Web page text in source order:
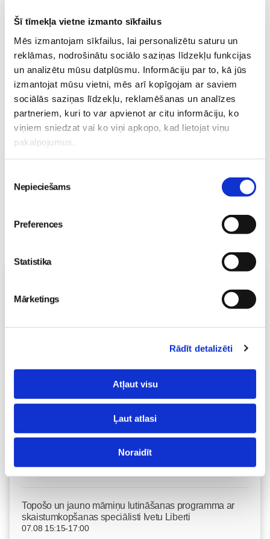
Šī tīmekļa vietne izmanto sīkfailus
Mēs izmantojam sīkfailus, lai personalizētu saturu un
reklāmas, nodrošinātu sociālo saziņas līdzekļu funkcijas
un analizētu mūsu datplūsmu. Informāciju par to, kā jūs
izmantojat mūsu vietni, mēs arī kopīgojam ar saviem
sociālās saziņas līdzekļu, reklamēšanas un analīzes
partneriem, kuri to var apvienot ar citu informāciju, ko
viņiem sniedzat vai ko viņi apkopo, kad lietojat viņu
pakalpojumus.
izvēle
Nepieciešams
Preferences
Statistika
Mārketings
Rādīt detalizēti
Atļaut visu
Ļaut atlasi
Noraidīt
Noklausies režisora
Edmunda Jansona
animācijas filmas
“Laimīgie” tituldziesmu
“Nekad nav garlaicīgi
kam?”!
Skola
26. May 18:12
Fizioterapeites Klaudijas Hēlas individuālā konsultācija
Izpārdots
Dzemdību sagatavošanas kursi GATAVI MAZULIM 4+1
Brīvo vietu skaits:2
Pieteikties
Topošo un jauno māmiņu lutināšanas programma ar
skaistumkopšanas speciālisti Ivetu Liberti
07.08 15:15-17:00